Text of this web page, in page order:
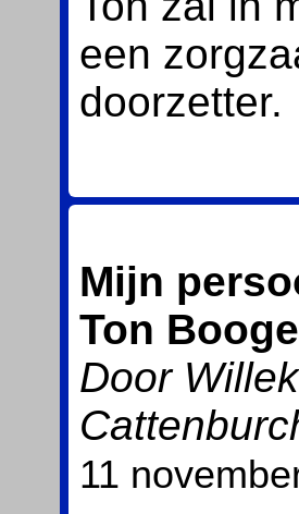
een
doorzetter.
Mijn
Ton
Door
11